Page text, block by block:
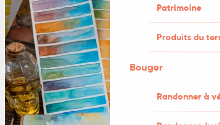
Patrimoine
Produits du
Bouger
Randonner à